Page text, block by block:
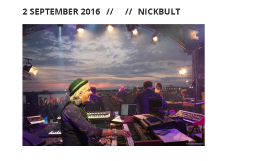
2 SEPTEMBER 2016 NICKBULT